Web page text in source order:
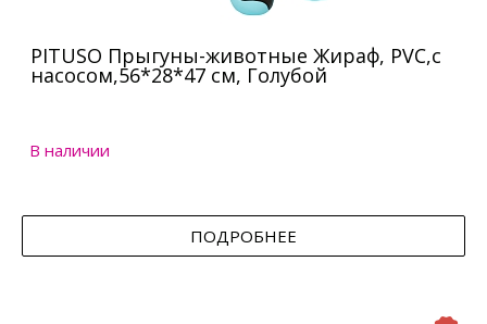
PITUSO Прыгуны-животные Жираф, PVC,с
насосом,56*28*47 см, Голубой
В наличии
ПОДРОБНЕЕ